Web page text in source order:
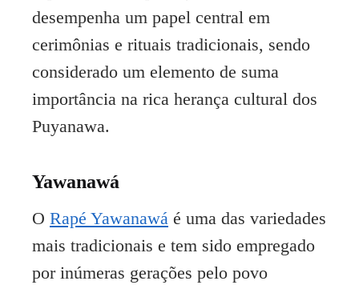
desempenha um papel central em
cerimônias e rituais tradicionais, sendo
considerado um elemento de suma
importância na rica herança cultural dos
Puyanawa.
Yawanawá
O Rapé Yawanawá é uma das variedades
mais tradicionais e tem sido empregado
por inúmeras gerações pelo povo